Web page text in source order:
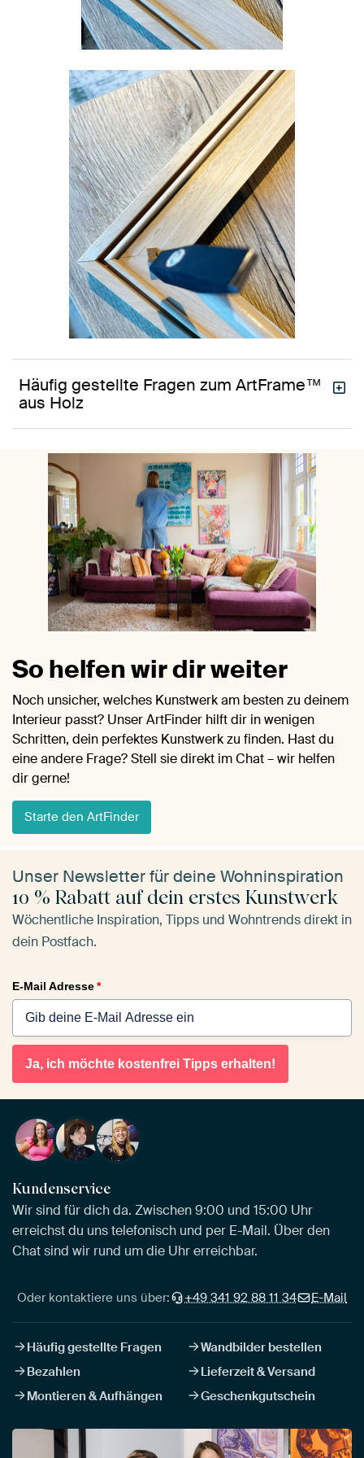
Häufig gestellte Fragen zum ArtFrame™
aus Holz
So helfen wir dir weiter
Noch unsicher, welches Kunstwerk am besten zu deinem
Interieur passt? Unser ArtFinder hilft dir in wenigen
Schritten, dein perfektes Kunstwerk zu finden. Hast du
eine andere Frage? Stell sie direkt im Chat – wir helfen
dir gerne!
Starte den ArtFinder
Unser Newsletter für deine Wohninspiration
10 % Rabatt auf dein erstes Kunstwerk
Wöchentliche Inspiration, Tipps und Wohntrends direkt in
dein Postfach.
E-Mail Adresse*
Ja, ich möchte kostenfrei Tipps erhalten!
Kundenservice
Wir sind für dich da. Zwischen 9:00 und 15:00 Uhr
erreichst du uns telefonisch und per E-Mail. Über den
Chat sind wir rund um die Uhr erreichbar.
Oder kontaktiere uns über: +49 341 92 88 11 34 E-Mail
Häufig gestellte Fragen
Wandbilder bestellen
Bezahlen
Lieferzeit & Versand
Montieren & Aufhängen
Geschenkgutschein